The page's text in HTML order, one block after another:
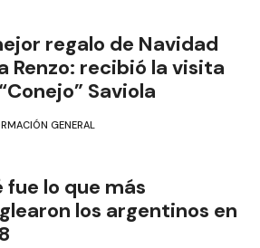
regalo de Navidad
Renzo: recibió la visita
Saviola
GENERAL
fue lo que más
los argentinos en